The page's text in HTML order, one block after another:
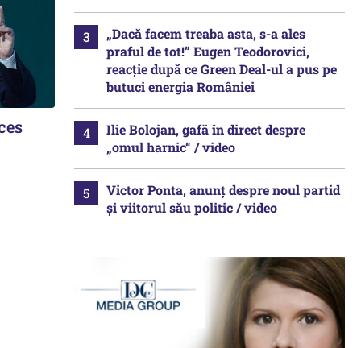
„Dacă facem treaba asta, s-a ales
praful de tot!” Eugen Teodorovici,
reacție după ce Green Deal-ul a pus pe
butuci energia României
Ilie Bolojan, gafă în direct despre
„omul harnic“ / video
Victor Ponta, anunț despre noul partid
și viitorul său politic / video